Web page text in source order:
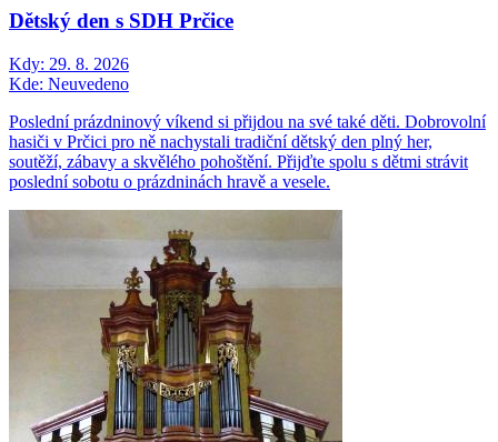
Dětský den s SDH Prčice
Kdy: 29. 8. 2026
Kde: Neuvedeno
Poslední prázdninový víkend si přijdou na své také děti. Dobrovolní
hasiči v Prčici pro ně nachystali tradiční dětský den plný her,
soutěží, zábavy a skvělého pohoštění. Přijďte spolu s dětmi strávit
poslední sobotu o prázdninách hravě a vesele.